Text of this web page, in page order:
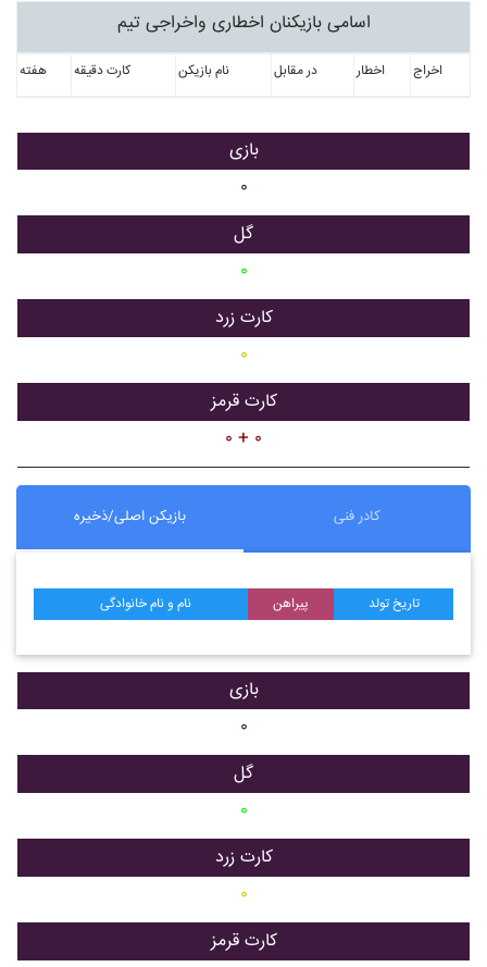
اسامی بازیکنان اخطاری واخراجی تیم
هفته کارت دقیقه نام بازیکن در مقابل اخطار اخراج
بازی
۰
گل
۰
کارت زرد
۰
کارت قرمز
۰ + ۰
بازیکن اصلی/ذخیره کادر فنی
نام و نام خانوادگی پیراهن تاریخ تولد
بازی
۰
گل
۰
کارت زرد
۰
کارت قرمز